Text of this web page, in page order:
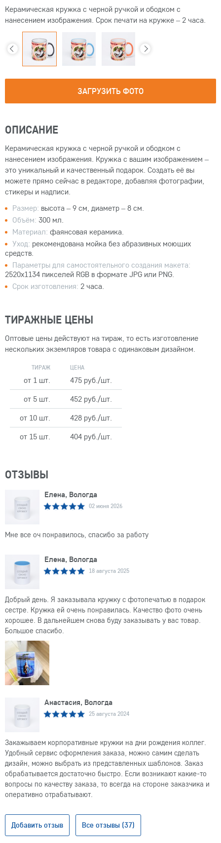
Керамическая кружка с черной ручкой и ободком с
нанесением изображения. Срок печати на кружке – 2 часа.
ЗАГРУЗИТЬ ФОТО
ОПИСАНИЕ
Керамическая кружка с черной ручкой и ободком с
нанесением изображения. Кружка с вашим изображением –
это уникальный и качественный подарок. Создать её вы
можете прямо сейчас в редакторе, добавляя фотографии,
стикеры и надписи.
Размер: высота – 9 см, диаметр – 8 см.
Объём: 300 мл.
Материал: фаянсовая керамика.
Уход: рекомендована мойка без абразивных моющих
средств.
Параметры для самостоятельного создания макета:
2520x1134 пикселей RGB в формате JPG или PNG.
Срок изготовления: 2 часа.
ТИРАЖНЫЕ ЦЕНЫ
Оптовые цены действуют на тираж, то есть изготовление
нескольких экземляров товара с одинаковым дизайном.
ТИРАЖ ЦЕНА
от 1 шт.
475 руб./шт.
от 5 шт.
452 руб./шт.
от 10 шт.
428 руб./шт.
от 15 шт.
404 руб./шт.
ОТЗЫВЫ
Елена, Вологда
02 июня 2026
Мне все оч понравилось, спасибо за работу
Елена, Вологда
18 августа 2025
Добрый день. Я заказывала кружку с фотопечатью в подарок
сестре. Кружка ей очень понравилась. Качество фото очень
хорошее. В дальнейшем снова буду заказывать у вас товар.
Большое спасибо.
Анастасия, Вологда
25 августа 2024
Закажываем корпоративные кружки на дни рождения коллег.
Удобный сервис оформления заказа, можно самим сделать
дизайн, можно выбрать из представленных шаблонов. Заказ
обрабатывается достаточно быстро. Если возникают какие-то
вопросы по качеству заказа, то всегда на стороне заказчика и
оперативно отрабатывают.
Добавить отзыв Все отзывы (37)